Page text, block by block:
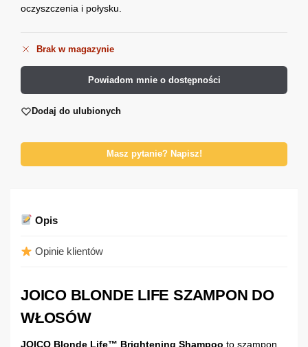
oczyszczenia i połysku.
Brak w magazynie
Powiadom mnie o dostępności
Dodaj do ulubionych
Masz pytanie? Napisz!
Opis
Opinie klientów
JOICO BLONDE LIFE SZAMPON DO
WŁOSÓW
JOICO Blonde Life™ Brightening Shampoo to szampon